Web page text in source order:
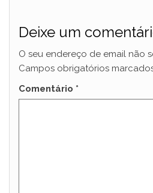
Deixe um
O seu endereço de email não
Campos obrigatórios
Comentário *